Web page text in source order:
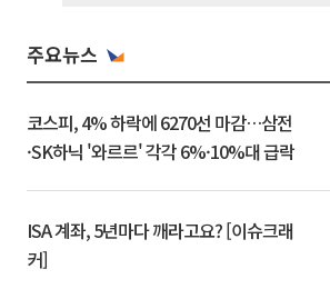
주요뉴스
코스피, 4% 하락에 6270선 마감…삼전
·SK하닉 '와르르' 각각 6%·10%대 급락
ISA 계좌, 5년마다 깨라고요? [이슈크래
커]